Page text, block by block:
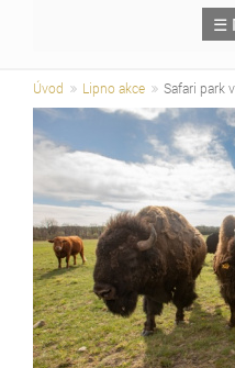
☰
Úvod Lipno akce Safari park